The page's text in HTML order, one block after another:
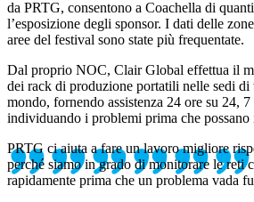
da PRTG, consentono a Coachella di
l’esposizione degli sponsor. I dati delle
aree del festival sono state più frequentate.
Dal proprio NOC, Clair Global effettua il
dei rack di produzione portatili nelle sedi
mondo, fornendo assistenza 24 ore su 24,
individuando i problemi prima che
PRTG ci aiuta a fare un lavoro migliore
perché siamo in grado di monitorare le reti
rapidamente prima che un problema vada